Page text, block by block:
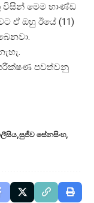
විසින් මෙම භාණ්ඩ
ඒ ඔහු ඊයේ (11)
පවත්වනු
සුජීව සේනසිංහ